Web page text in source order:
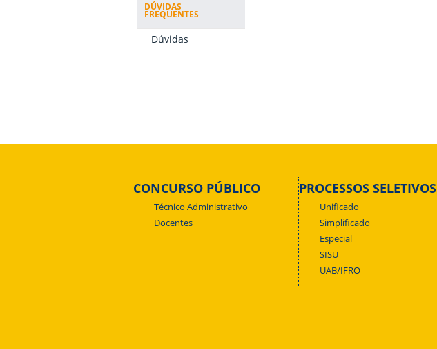
DÚVIDAS
FREQUENTES
Dúvidas
CONCURSO PÚBLICO
Técnico Administrativo
Docentes
PROCESSOS SELETIVOS
Unificado
Simplificado
Especial
SISU
UAB/IFRO